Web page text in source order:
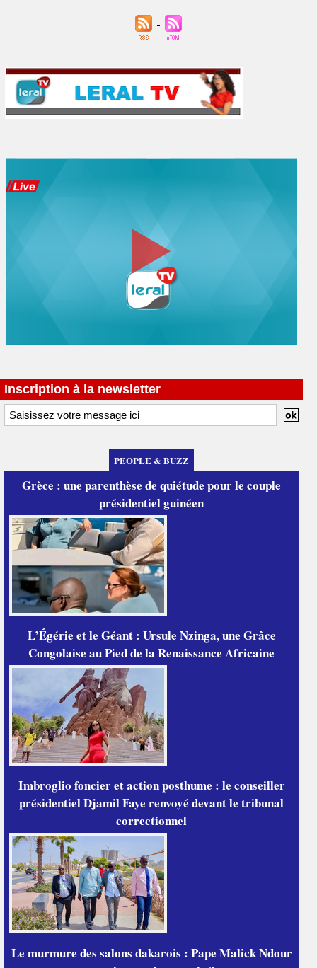
Inscription à la newsletter
PEOPLE & BUZZ
Grèce : une parenthèse de quiétude pour le couple
présidentiel guinéen
L’Égérie et le Géant : Ursule Nzinga, une Grâce
Congolaise au Pied de la Renaissance Africaine
Imbroglio foncier et action posthume : le conseiller
présidentiel Djamil Faye renvoyé devant le tribunal
correctionnel
Le murmure des salons dakarois : Pape Malick Ndour